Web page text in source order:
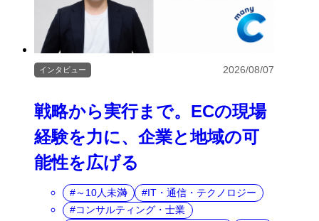
戦略から実行まで。ECの現場
経験を力に、企業と地域の可
能性を広げる
インタビュー 2026/08/07
～10人未満
IT・通信・テクノロジー
コンサルティング・士業